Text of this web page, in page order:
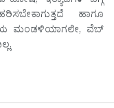
ಹಾಗೂ
ಮಂಡಳಿಯಾಗಲೀ, ವೆಬ್